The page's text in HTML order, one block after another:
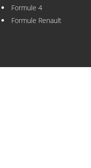
Formule 4
Formule Renault